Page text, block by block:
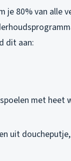
je 80% van alle
dit aan:
met heet
uit